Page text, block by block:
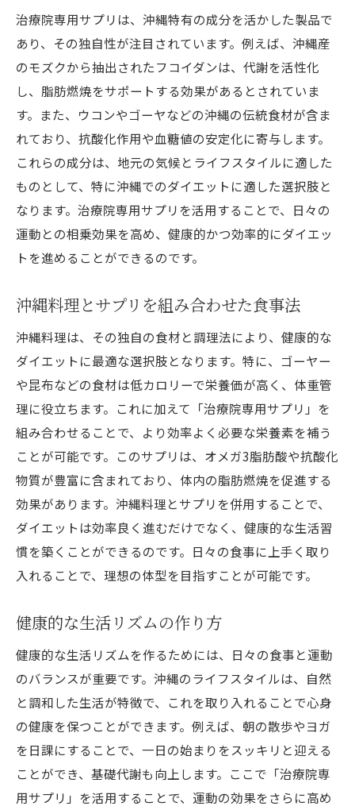
治療院専用サプリは、沖縄特有の成分を活かした製品で
あり、その独自性が注目されています。例えば、沖縄産
のモズクから抽出されたフコイダンは、代謝を活性化
し、脂肪燃焼をサポートする効果があるとされていま
す。また、ウコンやゴーヤなどの沖縄の伝統食材が含ま
れており、抗酸化作用や血糖値の安定化に寄与します。
これらの成分は、地元の気候とライフスタイルに適した
ものとして、特に沖縄でのダイエットに適した選択肢と
なります。治療院専用サプリを活用することで、日々の
運動との相乗効果を高め、健康的かつ効率的にダイエッ
トを進めることができるのです。
沖縄料理とサプリを組み合わせた食事法
沖縄料理は、その独自の食材と調理法により、健康的な
ダイエットに最適な選択肢となります。特に、ゴーヤー
や昆布などの食材は低カロリーで栄養価が高く、体重管
理に役立ちます。これに加えて「治療院専用サプリ」を
組み合わせることで、より効率よく必要な栄養素を補う
ことが可能です。このサプリは、オメガ3脂肪酸や抗酸化
物質が豊富に含まれており、体内の脂肪燃焼を促進する
効果があります。沖縄料理とサプリを併用することで、
ダイエットは効率良く進むだけでなく、健康的な生活習
慣を築くことができるのです。日々の食事に上手く取り
入れることで、理想の体型を目指すことが可能です。
健康的な生活リズムの作り方
健康的な生活リズムを作るためには、日々の食事と運動
のバランスが重要です。沖縄のライフスタイルは、自然
と調和した生活が特徴で、これを取り入れることで心身
の健康を保つことができます。例えば、朝の散歩やヨガ
を日課にすることで、一日の始まりをスッキリと迎える
ことができ、基礎代謝も向上します。ここで「治療院専
用サプリ」を活用することで、運動の効果をさらに高め